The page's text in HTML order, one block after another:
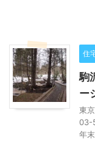
住
駒
ー
東
03-
年